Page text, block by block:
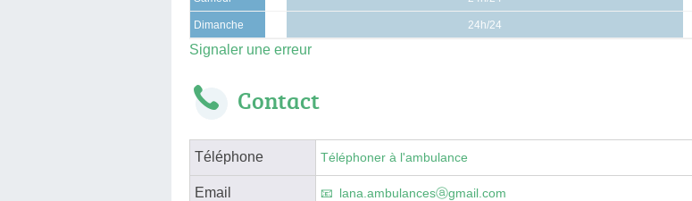
Dimanche 24h/24
Signaler une erreur
Contact
Téléphone Téléphoner à l'ambulance
Email lana.ambulancesⓐgmail.com